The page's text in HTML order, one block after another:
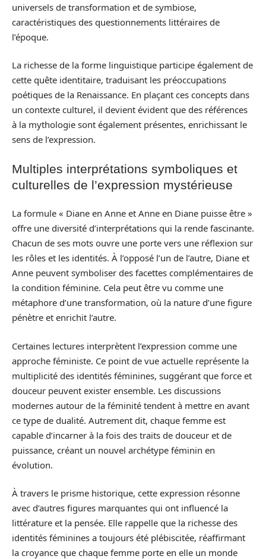
universels de transformation et de symbiose,
caractéristiques des questionnements littéraires de
l’époque.
La richesse de la forme linguistique participe également de
cette quête identitaire, traduisant les préoccupations
poétiques de la Renaissance. En plaçant ces concepts dans
un contexte culturel, il devient évident que des références
à la mythologie sont également présentes, enrichissant le
sens de l’expression.
Multiples interprétations symboliques et
culturelles de l’expression mystérieuse
La formule « Diane en Anne et Anne en Diane puisse être »
offre une diversité d’interprétations qui la rende fascinante.
Chacun de ses mots ouvre une porte vers une réflexion sur
les rôles et les identités. À l’opposé l’un de l’autre, Diane et
Anne peuvent symboliser des facettes complémentaires de
la condition féminine. Cela peut être vu comme une
métaphore d’une transformation, où la nature d’une figure
pénètre et enrichit l’autre.
Certaines lectures interprètent l’expression comme une
approche féministe. Ce point de vue actuelle représente la
multiplicité des identités féminines, suggérant que force et
douceur peuvent exister ensemble. Les discussions
modernes autour de la féminité tendent à mettre en avant
ce type de dualité. Autrement dit, chaque femme est
capable d’incarner à la fois des traits de douceur et de
puissance, créant un nouvel archétype féminin en
évolution.
À travers le prisme historique, cette expression résonne
avec d’autres figures marquantes qui ont influencé la
littérature et la pensée. Elle rappelle que la richesse des
identités féminines a toujours été plébiscitée, réaffirmant
la croyance que chaque femme porte en elle un monde